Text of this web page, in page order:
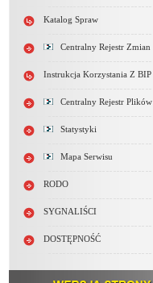
Katalog Spraw
Centralny Rejestr Zmian
Instrukcja Korzystania Z BIP
Centralny Rejestr Plików
Statystyki
Mapa Serwisu
RODO
SYGNALIŚCI
DOSTĘPNOŚĆ